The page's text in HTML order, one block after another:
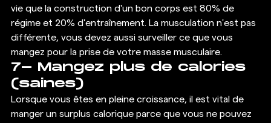
vie que la construction d'un bon corps est 80% de
régime et 20% d'entraînement. La musculation n'est pas
différente, vous devez aussi surveiller ce que vous
mangez pour la prise de votre masse musculaire.
7- Mangez plus de calories
(saines)
Lorsque vous êtes en pleine croissance, il est vital de
manger un surplus calorique parce que vous ne pouvez